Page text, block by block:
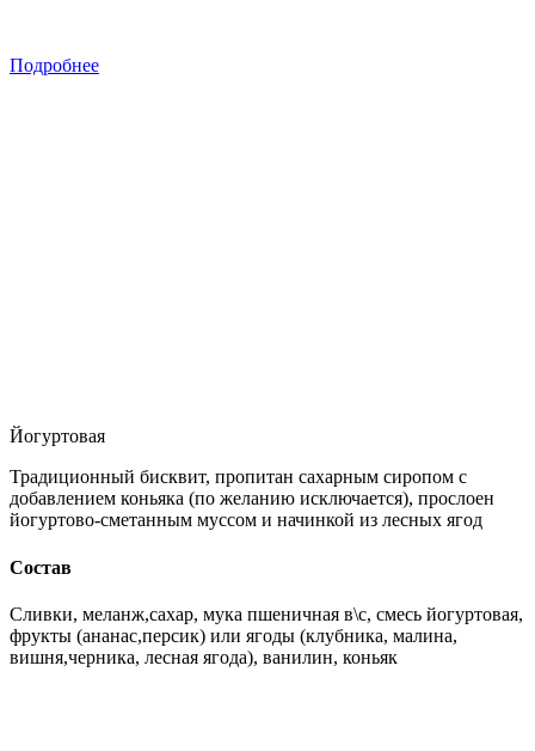
Подробнее
Йогуртовая
Традиционный бисквит, пропитан сахарным сиропом с
добавлением коньяка (по желанию исключается), прослоен
йогуртово-сметанным муссом и начинкой из лесных ягод
Состав
Сливки, меланж,сахар, мука пшеничная в\с, смесь йогуртовая,
фрукты (ананас,персик) или ягоды (клубника, малина,
вишня,черника, лесная ягода), ванилин, коньяк